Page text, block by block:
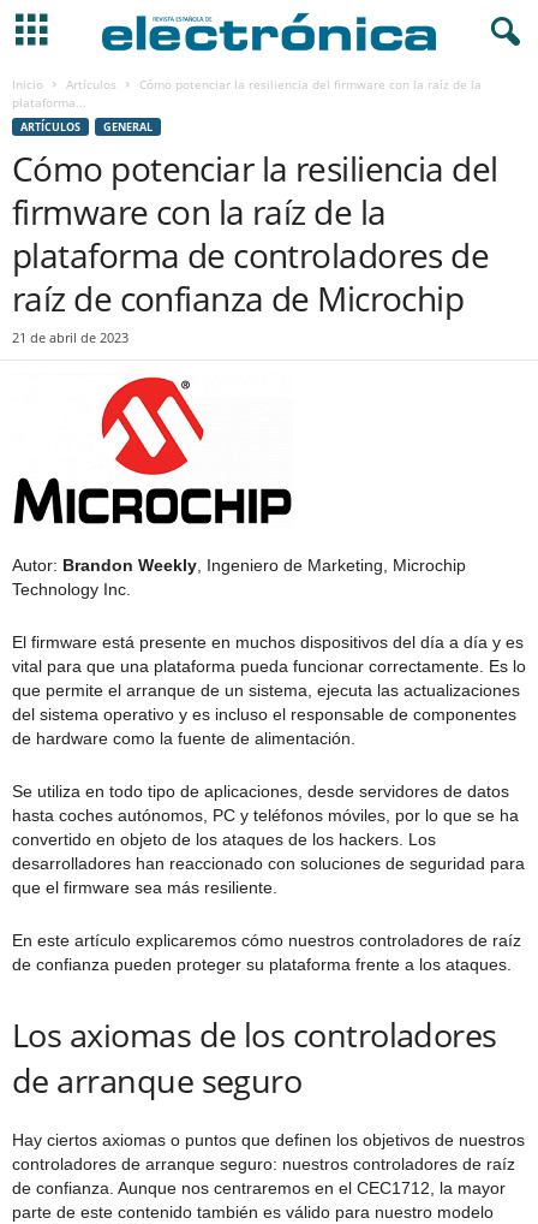
Inicio Artículos
Cómo potenciar la resiliencia del firmware con la raíz de la
plataforma...
ARTÍCULOS GENERAL
Cómo potenciar la resiliencia del
firmware con la raíz de la
plataforma de controladores de
raíz de confianza de Microchip
21 de abril de 2023
Autor: Brandon Weekly , Ingeniero de Marketing, Microchip
Technology Inc.
El firmware está presente en muchos dispositivos del día a día y es
vital para que una plataforma pueda funcionar correctamente. Es lo
que permite el arranque de un sistema, ejecuta las actualizaciones
del sistema operativo y es incluso el responsable de componentes
de hardware como la fuente de alimentación.
Se utiliza en todo tipo de aplicaciones, desde servidores de datos
hasta coches autónomos, PC y teléfonos móviles, por lo que se ha
convertido en objeto de los ataques de los hackers. Los
desarrolladores han reaccionado con soluciones de seguridad para
que el firmware sea más resiliente.
En este artículo explicaremos cómo nuestros controladores de raíz
de confianza pueden proteger su plataforma frente a los ataques.
Los axiomas de los controladores
de arranque seguro
Hay ciertos axiomas o puntos que definen los objetivos de nuestros
controladores de arranque seguro: nuestros controladores de raíz
de confianza. Aunque nos centraremos en el CEC1712, la mayor
parte de este contenido también es válido para nuestro modelo